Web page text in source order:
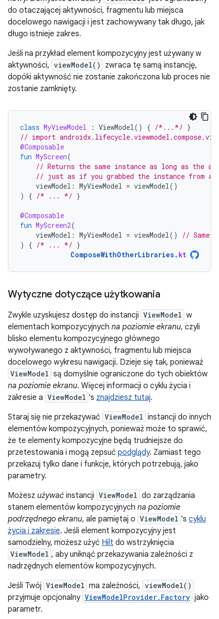
do otaczającej aktywności, fragmentu lub miejsca
docelowego nawigacji i jest zachowywany tak długo, jak
długo istnieje zakres.
Jeśli na przykład element kompozycyjny jest używany w
aktywności, viewModel()
zwraca tę samą instancję,
dopóki aktywność nie zostanie zakończona lub proces nie
zostanie zamknięty.
class MyViewModel : ViewModel() { /*...*/ }
// import
@Composable
fun MyScreen(
// Returns the same instance as long as the
// just as if you grabbed the instance from
viewModel : MyViewModel = viewModel()
)
{ /* ... */ }
@Composable
fun MyScreen2(
viewModel : MyViewModel = viewModel()
// Same
)
{ /* ... */ }
ComposeWithOtherLibraries. kt
Wytyczne dotyczące użytkowania
Zwykle uzyskujesz dostęp do instancji ViewModel w
elementach kompozycyjnych na poziomie ekranu, czyli
blisko elementu kompozycyjnego głównego
wywoływanego z aktywności, fragmentu lub miejsca
docelowego wykresu nawigacji. Dzieje się tak, ponieważ
ViewModel są domyślnie ograniczone do tych obiektów
na poziomie ekranu. Więcej informacji o cyklu życia i
zakresie a ViewModel 's znajdziesz tutaj.
Staraj się nie przekazywać ViewModel instancji do innych
elementów kompozycyjnych, ponieważ może to sprawić,
że te elementy kompozycyjne będą trudniejsze do
przetestowania i mogą zepsuć podglądy. Zamiast tego
przekazuj tylko dane i funkcje, których potrzebują, jako
parametry.
Możesz używać instancji ViewModel do zarządzania
stanem elementów kompozycyjnych na poziomie
podrzędnego ekranu, ale pamiętaj o ViewModel 's cyklu
życia i zakresie. Jeśli element kompozycyjny jest
samodzielny, możesz użyć Hilt do wstrzyknięcia
ViewModel , aby uniknąć przekazywania zależności z
nadrzędnych elementów kompozycyjnych.
Jeśli Twój ViewModel ma zależności, viewModel()
przyjmuje opcjonalny ViewModelProvider.Factory jako
parametr.